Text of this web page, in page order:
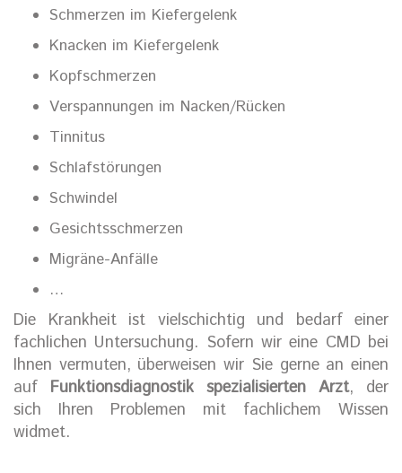
Schmerzen im Kiefergelenk
Knacken im Kiefergelenk
Kopfschmerzen
Verspannungen im Nacken/Rücken
Tinnitus
Schlafstörungen
Schwindel
Gesichtsschmerzen
Migräne-Anfälle
…
Die Krankheit ist vielschichtig und bedarf einer
fachlichen Untersuchung. Sofern wir eine CMD bei
Ihnen vermuten, überweisen wir Sie gerne an einen
auf Funktionsdiagnostik spezialisierten Arzt, der
sich Ihren Problemen mit fachlichem Wissen
widmet.